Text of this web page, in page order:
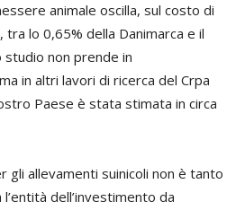
animale oscilla, sul costo di
lo 0,65% della Danimarca e il
studio non prende in
in altri lavori di ricerca del Crpa
Paese è stata stimata in circa
gli allevamenti suinicoli non è tanto
l’entità dell’investimento da